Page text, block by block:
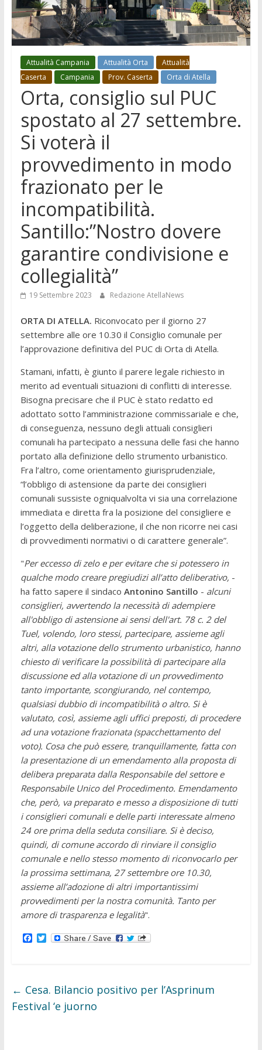
Attualità Campania Attualità Orta
Attualità
Caserta
Campania Prov. Caserta Orta di Atella
Orta, consiglio sul PUC
spostato al 27 settembre.
Si voterà il
provvedimento in modo
frazionato per le
incompatibilità.
Santillo:”Nostro dovere
garantire condivisione e
collegialità”
19 Settembre 2023 Redazione AtellaNews
ORTA DI ATELLA. Riconvocato per il giorno 27
settembre alle ore 10.30 il Consiglio comunale per
l’approvazione definitiva del PUC di Orta di Atella.
Stamani, infatti, è giunto il parere legale richiesto in
merito ad eventuali situazioni di conflitti di interesse.
Bisogna precisare che il PUC è stato redatto ed
adottato sotto l’amministrazione commissariale e che,
di conseguenza, nessuno degli attuali consiglieri
comunali ha partecipato a nessuna delle fasi che hanno
portato alla definizione dello strumento urbanistico.
Fra l’altro, come orientamento giurisprudenziale,
“l’obbligo di astensione da parte dei consiglieri
comunali sussiste ogniqualvolta vi sia una correlazione
immediata e diretta fra la posizione del consigliere e
l’oggetto della deliberazione, il che non ricorre nei casi
di provvedimenti normativi o di carattere generale”.
"Per eccesso di zelo e per evitare che si potessero in
qualche modo creare pregiudizi all’atto deliberativo, -
ha fatto sapere il sindaco Antonino Santillo - alcuni
consiglieri, avvertendo la necessità di adempiere
all'obbligo di astensione ai sensi dell'art. 78 c. 2 del
Tuel, volendo, loro stessi, partecipare, assieme agli
altri, alla votazione dello strumento urbanistico, hanno
chiesto di verificare la possibilità di partecipare alla
discussione ed alla votazione di un provvedimento
tanto importante, scongiurando, nel contempo,
qualsiasi dubbio di incompatibilità o altro. Si è
valutato, così, assieme agli uffici preposti, di procedere
ad una votazione frazionata (spacchettamento del
voto). Cosa che può essere, tranquillamente, fatta con
la presentazione di un emendamento alla proposta di
delibera preparata dalla Responsabile del settore e
Responsabile Unico del Procedimento. Emendamento
che, però, va preparato e messo a disposizione di tutti
i consiglieri comunali e delle parti interessate almeno
24 ore prima della seduta consiliare. Si è deciso,
quindi, di comune accordo di rinviare il consiglio
comunale e nello stesso momento di riconvocarlo per
la prossima settimana, 27 settembre ore 10.30,
assieme all’adozione di altri importantissimi
provvedimenti per la nostra comunità. Tanto per
amore di trasparenza e legalità".
F
o
o
k
T
e
r
← Cesa. Bilancio positivo per l’Asprinum
Festival ‘e juorno